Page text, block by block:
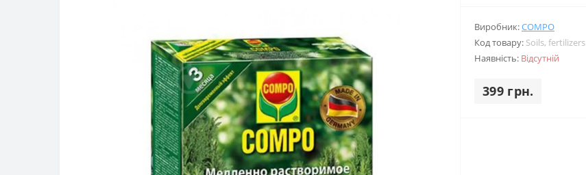
Виробник:COMPO
Код товару: Soils, fertilizers
Наявність: Відсутній
399 грн.